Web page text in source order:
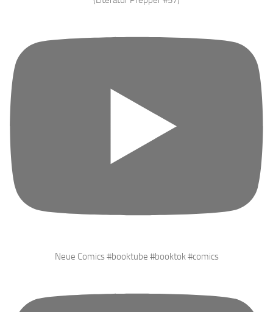
Neue Comics #booktube #booktok #comics